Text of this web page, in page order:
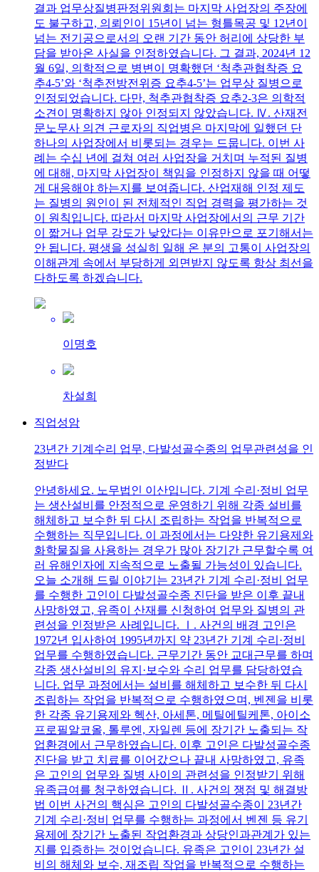
결과 업무상질병판정위원회는 마지막 사업장의 주장에
도 불구하고, 의뢰인이 15년이 넘는 형틀목공 및 12년이
넘는 전기공으로서의 오랜 기간 동안 허리에 상당한 부
담을 받아온 사실을 인정하였습니다. 그 결과, 2024년 12
월 6일, 의학적으로 병변이 명확했던 ‘척추관협착증 요
추4-5’와 ‘척추전방전위증 요추4-5’는 업무상 질병으로
인정되었습니다. 다만, 척추관협착증 요추2-3은 의학적
소견이 명확하지 않아 인정되지 않았습니다. Ⅳ. 산재전
문노무사 의견 근로자의 직업병은 마지막에 일했던 단
하나의 사업장에서 비롯되는 경우는 드뭅니다. 이번 사
례는 수십 년에 걸쳐 여러 사업장을 거치며 누적된 질병
에 대해, 마지막 사업장이 책임을 인정하지 않을 때 어떻
게 대응해야 하는지를 보여줍니다. 산업재해 인정 제도
는 질병의 원인이 된 전체적인 직업 경력을 평가하는 것
이 원칙입니다. 따라서 마지막 사업장에서의 근무 기간
이 짧거나 업무 강도가 낮았다는 이유만으로 포기해서는
안 됩니다. 평생을 성실히 일해 온 분의 고통이 사업장의
이해관계 속에서 부당하게 외면받지 않도록 항상 최선을
다하도록 하겠습니다.
이명호
차설희
직업성암
23년간 기계수리 업무, 다발성골수종의 업무관련성을 인
정받다
안녕하세요. 노무법인 이산입니다. 기계 수리·정비 업무
는 생산설비를 안정적으로 운영하기 위해 각종 설비를
해체하고 보수한 뒤 다시 조립하는 작업을 반복적으로
수행하는 직무입니다. 이 과정에서는 다양한 유기용제와
화학물질을 사용하는 경우가 많아 장기간 근무할수록 여
러 유해인자에 지속적으로 노출될 가능성이 있습니다.
오늘 소개해 드릴 이야기는 23년간 기계 수리·정비 업무
를 수행한 고인이 다발성골수종 진단을 받은 이후 끝내
사망하였고, 유족이 산재를 신청하여 업무와 질병의 관
련성을 인정받은 사례입니다. Ⅰ. 사건의 배경 고인은
1972년 입사하여 1995년까지 약 23년간 기계 수리·정비
업무를 수행하였습니다. 근무기간 동안 교대근무를 하며
각종 생산설비의 유지·보수와 수리 업무를 담당하였습
니다. 업무 과정에서는 설비를 해체하고 보수한 뒤 다시
조립하는 작업을 반복적으로 수행하였으며, 벤젠을 비롯
한 각종 유기용제와 헥산, 아세톤, 메틸에틸케톤, 아이소
프로필알코올, 톨루엔, 자일렌 등에 장기간 노출되는 작
업환경에서 근무하였습니다. 이후 고인은 다발성골수종
진단을 받고 치료를 이어갔으나 끝내 사망하였고, 유족
은 고인의 업무와 질병 사이의 관련성을 인정받기 위해
유족급여를 청구하였습니다. Ⅱ. 사건의 쟁점 및 해결방
법 이번 사건의 핵심은 고인의 다발성골수종이 23년간
기계 수리·정비 업무를 수행하는 과정에서 벤젠 등 유기
용제에 장기간 노출된 작업환경과 상당인과관계가 있는
지를 입증하는 것이었습니다. 유족은 고인이 23년간 설
비의 해체와 보수, 재조립 작업을 반복적으로 수행하는